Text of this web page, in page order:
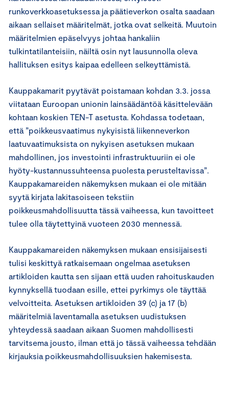
runkoverkkoasetuksessa ja päätieverkon osalta saadaan
aikaan sellaiset määritelmät, jotka ovat selkeitä. Muutoin
määritelmien epäselvyys johtaa hankaliin
tulkintatilanteisiin, näiltä osin nyt lausunnolla oleva
hallituksen esitys kaipaa edelleen selkeyttämistä.
Kauppakamarit pyytävät poistamaan kohdan 3.3. jossa
viitataan Euroopan unionin lainsäädäntöä käsittelevään
kohtaan koskien TEN-T asetusta. Kohdassa todetaan,
että ”poikkeusvaatimus nykyisistä liikenneverkon
laatuvaatimuksista on nykyisen asetuksen mukaan
mahdollinen, jos investointi infrastruktuuriin ei ole
hyöty-kustannussuhteensa puolesta perusteltavissa”.
Kauppakamareiden näkemyksen mukaan ei ole mitään
syytä kirjata lakitasoiseen tekstiin
poikkeusmahdollisuutta tässä vaiheessa, kun tavoitteet
tulee olla täytettyinä vuoteen 2030 mennessä.
Kauppakamareiden näkemyksen mukaan ensisijaisesti
tulisi keskittyä ratkaisemaan ongelmaa asetuksen
artikloiden kautta sen sijaan että uuden rahoituskauden
kynnyksellä tuodaan esille, ettei pyrkimys ole täyttää
velvoitteita. Asetuksen artikloiden 39 (c) ja 17 (b)
määritelmiä laventamalla asetuksen uudistuksen
yhteydessä saadaan aikaan Suomen mahdollisesti
tarvitsema jousto, ilman että jo tässä vaiheessa tehdään
kirjauksia poikkeusmahdollisuuksien hakemisesta.